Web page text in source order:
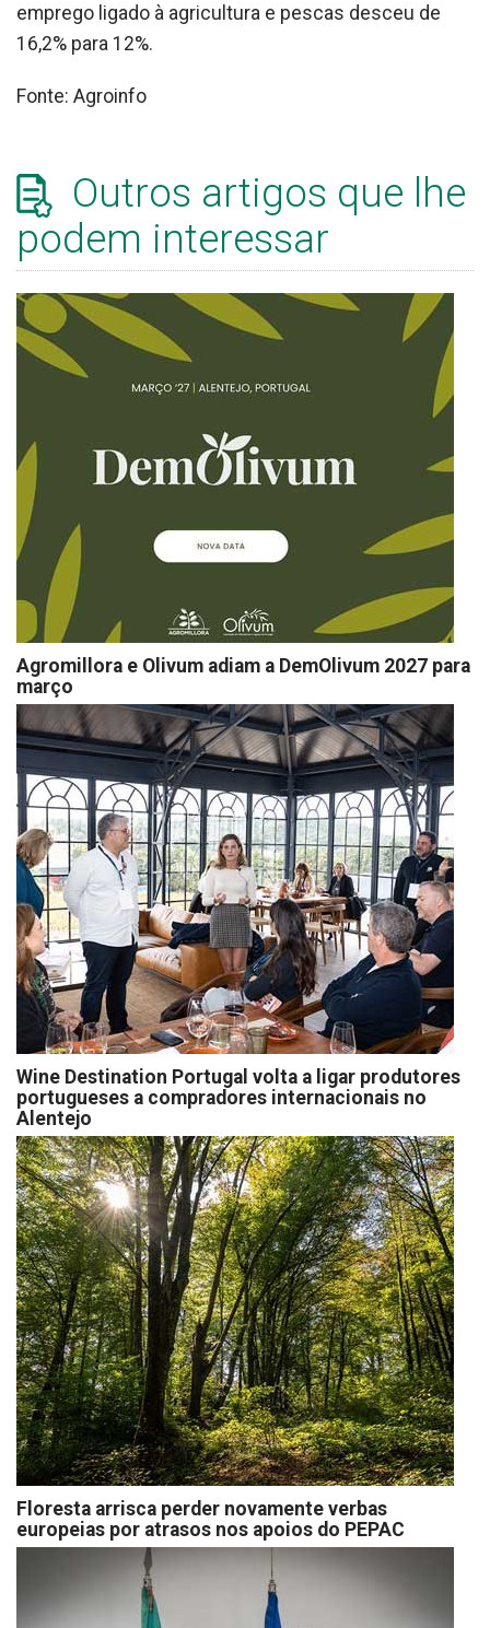
emprego ligado à agricultura e pescas desceu de
16,2% para 12%.
Fonte: Agroinfo
Outros artigos que lhe
podem interessar
Agromillora e Olivum adiam a DemOlivum 2027 para
março
Wine Destination Portugal volta a ligar produtores
portugueses a compradores internacionais no
Alentejo
Floresta arrisca perder novamente verbas
europeias por atrasos nos apoios do PEPAC